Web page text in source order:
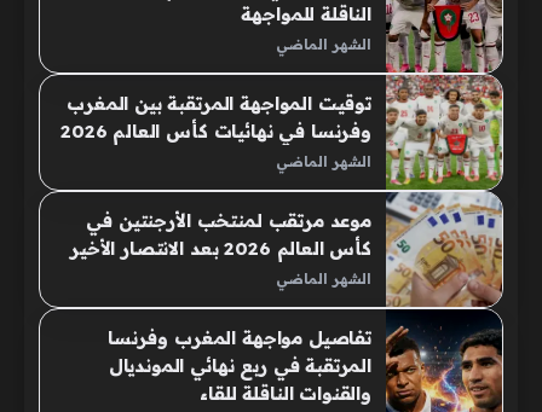
الناقلة للمواجهة
الشهر الماضي
توقيت المواجهة المرتقبة بين المغرب
وفرنسا في نهائيات كأس العالم 2026
الشهر الماضي
موعد مرتقب لمنتخب الأرجنتين في
كأس العالم 2026 بعد الانتصار الأخير
الشهر الماضي
تفاصيل مواجهة المغرب وفرنسا
المرتقبة في ربع نهائي المونديال
والقنوات الناقلة للقاء